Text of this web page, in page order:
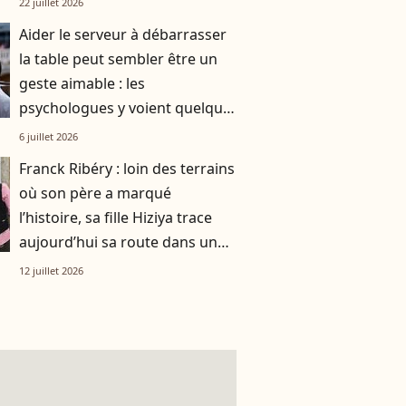
Aider le serveur à débarrasser
la table peut sembler être un
geste aimable : les
psychologues y voient quelque
chose de bien plus profond.
6 juillet 2026
Franck Ribéry : loin des terrains
où son père a marqué
l’histoire, sa fille Hiziya trace
aujourd’hui sa route dans un
tout autre univers
12 juillet 2026